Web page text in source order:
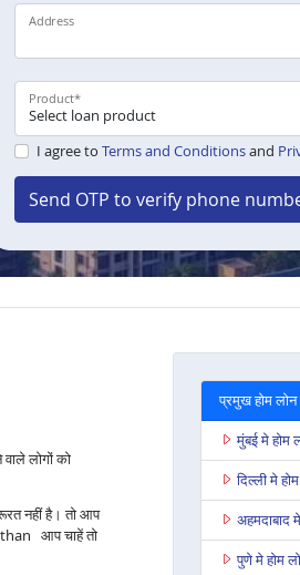
Address
Product*
I agree to Terms and Conditionsand
Send OTP to verify phone
लोगों को
नहीं है। तो आप
आप चाहें तो
प्रमुख होम
मुंबई मे होम
दिल्ली मे
अहमदाबाद
पुणे मे होम